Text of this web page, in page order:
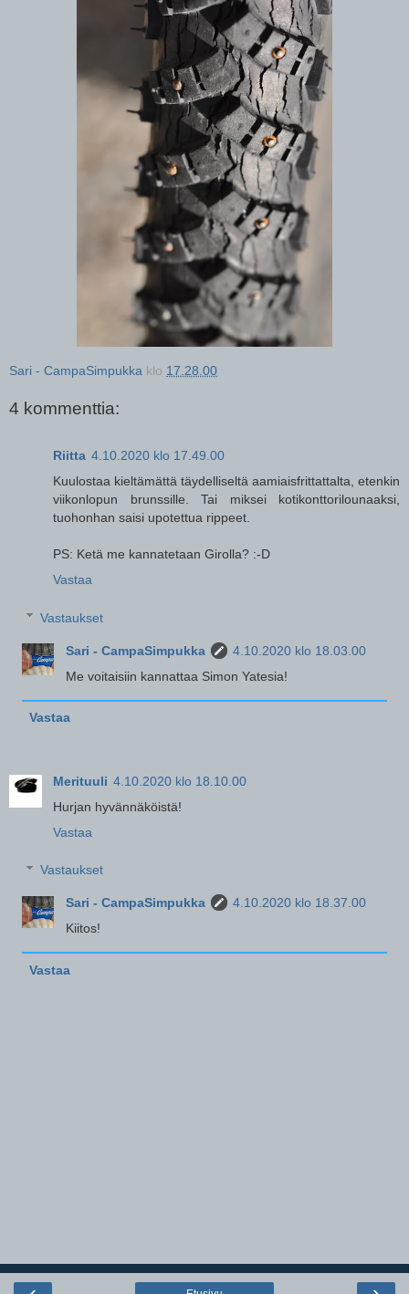
Sari - CampaSimpukka klo 17.28.00
4 kommenttia:
Riitta 4.10.2020 klo 17.49.00
Kuulostaa kieltämättä täydelliseltä aamiaisfrittattalta, etenkin
viikonlopun brunssille. Tai miksei kotikonttorilounaaksi,
tuohonhan saisi upotettua rippeet.
PS: Ketä me kannatetaan Girolla? :-D
Vastaa
Vastaukset
Sari - CampaSimpukka
4.10.2020 klo 18.03.00
Me voitaisiin kannattaa Simon Yatesia!
Vastaa
Merituuli 4.10.2020 klo 18.10.00
Hurjan hyvännäköistä!
Vastaa
Vastaukset
Sari - CampaSimpukka
4.10.2020 klo 18.37.00
Kiitos!
Vastaa